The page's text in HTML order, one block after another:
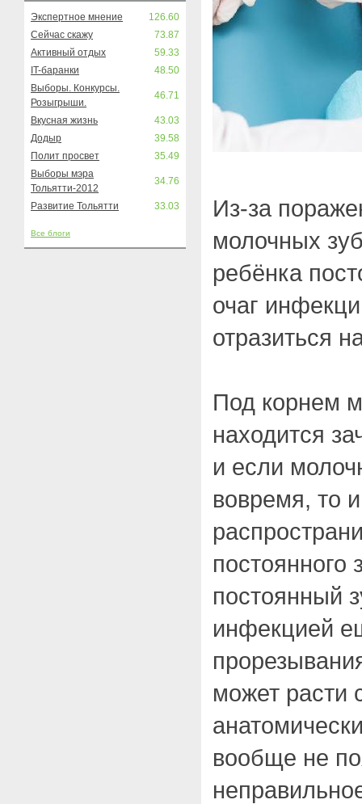
Экспертное мнение
126.60
Сейчас скажу
73.87
Активный отдых
59.33
IT-баранки
48.50
Выборы. Конкурсы.
Розыгрыши.
46.71
Вкусная жизнь
43.03
Додыр
39.58
Полит просвет
35.49
Выборы мэра
Тольятти-2012
34.76
Развитие Тольятти 33.03
Все блоги
Из-за
молочных
ребёнка
очаг
отразиться
Под корнем
находится
и если
вовремя, то
постоянного
постоянный
инфекцией
может расти
вообще не